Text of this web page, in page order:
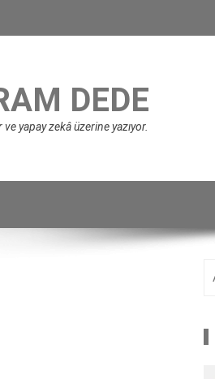
DEDE
yapay zekâ üzerine yazıyor.